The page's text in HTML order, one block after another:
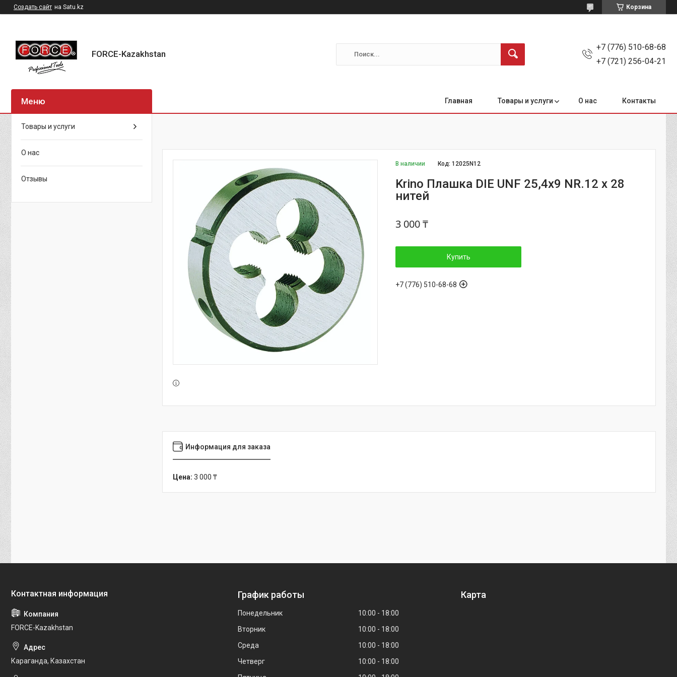
Создать сайт на Satu.kz Корзина
FORCE-Kazakhstan
+7 (776) 510-68-68
+7 (721) 256-04-21
Главная Товары и услуги О нас Контакты
В наличии Код:12025N12
Krino Плашка DIE UNF 25,4х9 NR.12 х 28
нитей
3 000 ₸
Купить
+7 (776) 510-68-68
Информация для заказа
Цена: 3 000 ₸
Товары и услуги
О нас
Отзывы
FORCE-Kazakhstan
Караганда, Казахстан
График работы
Понедельник 10:00
18:00
Вторник
10:00
18:00
Среда
10:00
18:00
Четверг
10:00
18:00
Карта